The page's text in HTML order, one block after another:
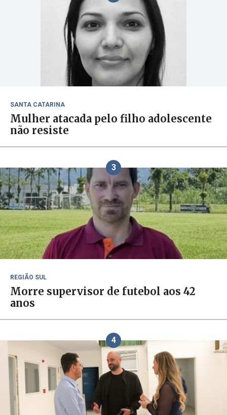
SANTA CATARINA
Mulher atacada pelo filho adolescente
não resiste
3
REGIÃO SUL
Morre supervisor de futebol aos 42
anos
4